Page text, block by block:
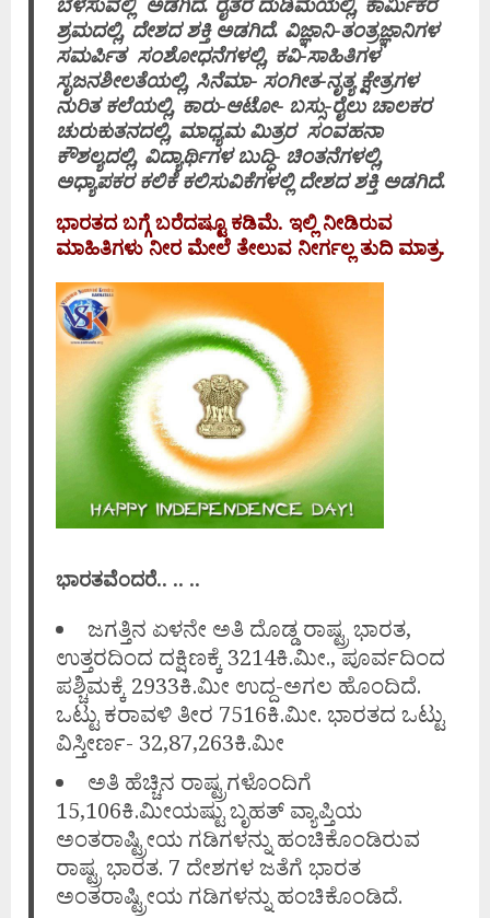
ಶ್ರಮದಲ್ಲಿ, ದೇಶದ ಶಕ್ತಿ ಅಡಗಿದೆ. ವಿಜ್ಞಾನಿ-ತಂತ್ರಜ್ಞಾನಿಗಳ
ಸಮರ್ಪಿತ ಸಂಶೋಧನೆಗಳಲ್ಲಿ, ಕವಿ-ಸಾಹಿತಿಗಳ
ಸೃಜನಶೀಲತೆಯಲ್ಲಿ, ಸಿನೆಮಾ- ಸಂಗೀತ-ನೃತ್ಯ ಕ್ಷೇತ್ರಗಳ
ನುರಿತ ಕಲೆಯಲ್ಲಿ, ಕಾರು-ಆಟೋ- ಬಸ್ಸು-ರೈಲು ಚಾಲಕರ
ಚುರುಕುತನದಲ್ಲಿ, ಮಾಧ್ಯಮ ಮಿತ್ರರ ಸಂವಹನಾ
ಕೌಶಲ್ಯದಲ್ಲಿ, ವಿದ್ಯಾರ್ಥಿಗಳ ಬುದ್ಧಿ- ಚಿಂತನೆಗಳಲ್ಲಿ,
ಅಧ್ಯಾಪಕರ ಕಲಿಕೆ ಕಲಿಸುವಿಕೆಗಳಲ್ಲಿ ದೇಶದ ಶಕ್ತಿ ಅಡಗಿದೆ.
ಭಾರತದ ಬಗ್ಗೆ ಬರೆದಷ್ಟೂ ಕಡಿಮೆ. ಇಲ್ಲಿ ನೀಡಿರುವ
ಮಾಹಿತಿಗಳು ನೀರ ಮೇಲೆ ತೇಲುವ ನೀರ್ಗಲ್ಲ ತುದಿ ಮಾತ್ರ.
ಭಾರತವೆಂದರೆ.. .. ..
ಜಗತ್ತಿನ ಏಳನೇ ಅತಿ ದೊಡ್ಡ ರಾಷ್ಟ್ರ ಭಾರತ,
ಉತ್ತರದಿಂದ ದಕ್ಷಿಣಕ್ಕೆ 3214ಕಿ.ಮೀ., ಪೂರ್ವದಿಂದ
ಪಶ್ಚಿಮಕ್ಕೆ 2933ಕಿ.ಮೀ ಉದ್ದ-ಅಗಲ ಹೊಂದಿದೆ.
ಒಟ್ಟು ಕರಾವಳಿ ತೀರ 7516ಕಿ.ಮೀ. ಭಾರತದ ಒಟ್ಟು
ವಿಸ್ತೀರ್ಣ- 32,87,263ಕಿ.ಮೀ
ಅತಿ ಹೆಚ್ಚಿನ ರಾಷ್ಟ್ರಗಳೊಂದಿಗೆ
15,106ಕಿ.ಮೀಯಷ್ಟು ಬೃಹತ್ ವ್ಯಾಪ್ತಿಯ
ಅಂತರಾಷ್ಟ್ರೀಯ ಗಡಿಗಳನ್ನು ಹಂಚಿಕೊಂಡಿರುವ
ರಾಷ್ಟ್ರ ಭಾರತ. 7 ದೇಶಗಳ ಜತೆಗೆ ಭಾರತ
ಅಂತರಾಷ್ಟ್ರೀಯ ಗಡಿಗಳನ್ನು ಹಂಚಿಕೊಂಡಿದೆ.